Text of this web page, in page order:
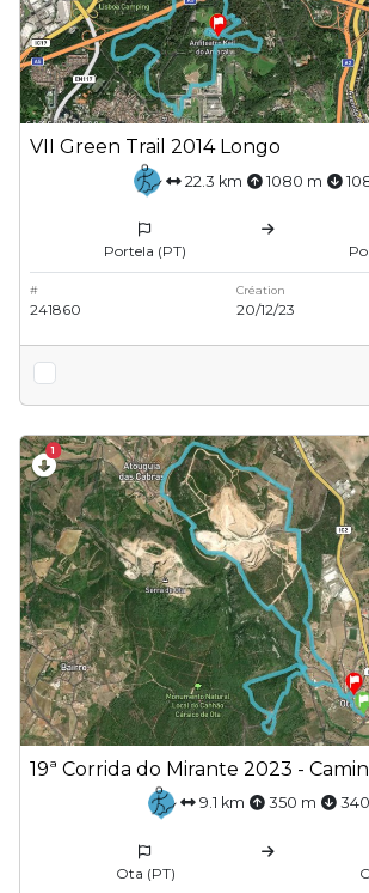
VII Green Trail 2014 Longo
22.3 km 1080 m
Portela (PT)
#
241860
Création
20/12/23
1
19ª Corrida do Mirante 2023 -
9.1 km 350 m
Ota (PT)